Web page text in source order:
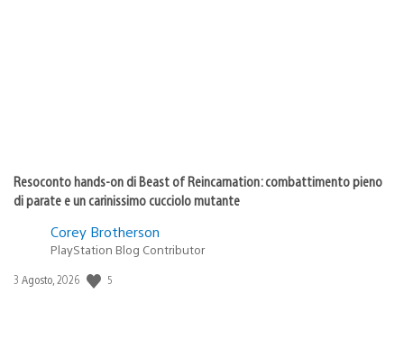
Resoconto hands-on di Beast of Reincarnation: combattimento pieno
di parate e un carinissimo cucciolo mutante
Corey Brotherson
PlayStation Blog Contributor
Data
3 Agosto, 2026 5